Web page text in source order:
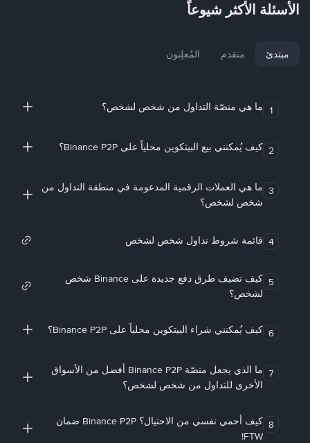
الأسئلة الأكثر شيوعاً
مبتدئ متقدم المُعلِنون
1 ما هي منصّة التداول من شخص لشخص؟
2 كيف يُمكنني بيع البيتكوين محلياً على Binance P2P؟
3 ما هي العملات الرقمية المدعومة في منطقة التداول من
شخص لشخص؟
4 قائمة شروط تداول شخص لشخص
5
كيف تضيف طرق دفع جديدة على Binance شخص
لشخص؟
6 كيف يُمكنني شراء البيتكوين محلياً على Binance P2P؟
7
ما الذي يجعل منصّة Binance P2P أفضل من الأسواق
الأخرى للتداول من شخص لشخص؟
8
كيف أحمي نفسي من الاحتيال؟ Binance P2P ضمان
FTW!